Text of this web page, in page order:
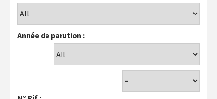
Année de parution :